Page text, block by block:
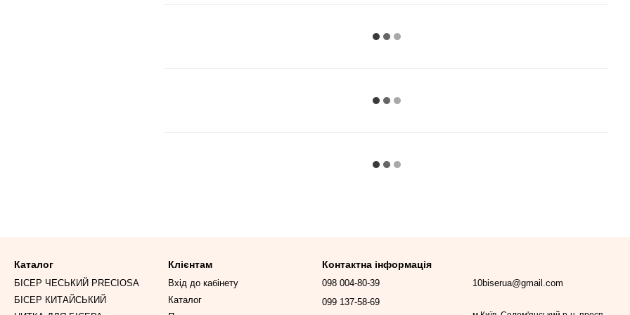
Каталог
БІСЕР ЧЕСЬКИЙ PRECIOSA
БІСЕР КИТАЙСЬКИЙ
Клієнтам
Вхід до кабінету
Каталог
Контактна інформація
098 004-80-39
099 137-58-69
10biserua@gmail.com